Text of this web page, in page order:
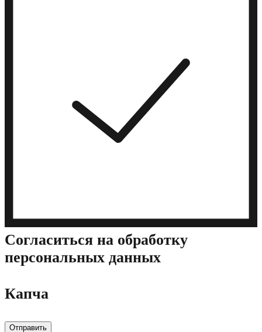
Cогласиться на обработку
персональных данных
Капча
Отправить